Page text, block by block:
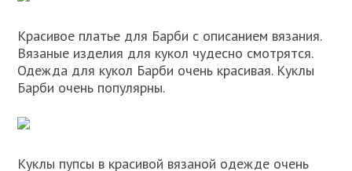
Красивое платье для Барби с описанием вязания.
Вязаные изделия для кукол чудесно смотрятся.
Одежда для кукол Барби очень красивая. Куклы
Барби очень популярны.
Куклы пупсы в красивой вязаной одежде очень